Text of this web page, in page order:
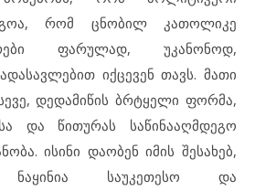
რომ ცნობილ კათოლიკე
ფარულად, უკანონოდ,
იქცევენ თავს. მათი
დედამიწის ბრტყელი ფორმა,
და წითურას საწინააღმდეგო
ისინი დაობენ იმის შესახებ,
საუკეთესო და